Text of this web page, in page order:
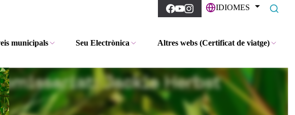
IDIOMES
municipals Seu Electrònica Altres webs (Certificat de viatge)